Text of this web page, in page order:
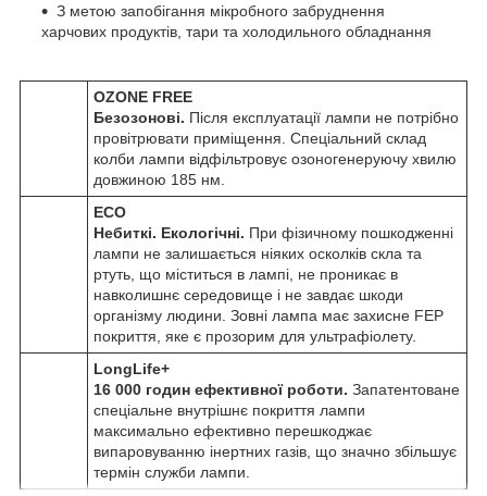
З метою запобігання мікробного забруднення
харчових продуктів, тари та холодильного обладнання
OZONE FREE
Безозонові. Після експлуатації лампи не потрібно
провітрювати приміщення. Спеціальний склад
колби лампи відфільтровує озоногенеруючу хвилю
довжиною 185 нм.
ECO
Небиткі. Екологічні. При фізичному пошкодженні
лампи не залишається ніяких осколків скла та
ртуть, що міститься в лампі, не проникає в
навколишнє середовище і не завдає шкоди
організму людини. Зовні лампа має захисне FEP
покриття, яке є прозорим для ультрафіолету.
LongLife+
16 000 годин ефективної роботи. Запатентоване
спеціальне внутрішнє покриття лампи
максимально ефективно перешкоджає
випаровуванню інертних газів, що значно збільшує
термін служби лампи.